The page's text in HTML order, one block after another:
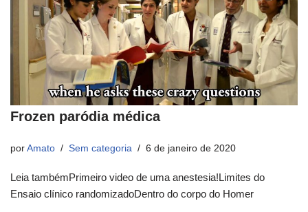
Frozen paródia médica
por Amato Sem categoria 6 de janeiro de 2020
Leia tambémPrimeiro video de uma anestesia!Limites do
Ensaio clínico randomizadoDentro do corpo do Homer